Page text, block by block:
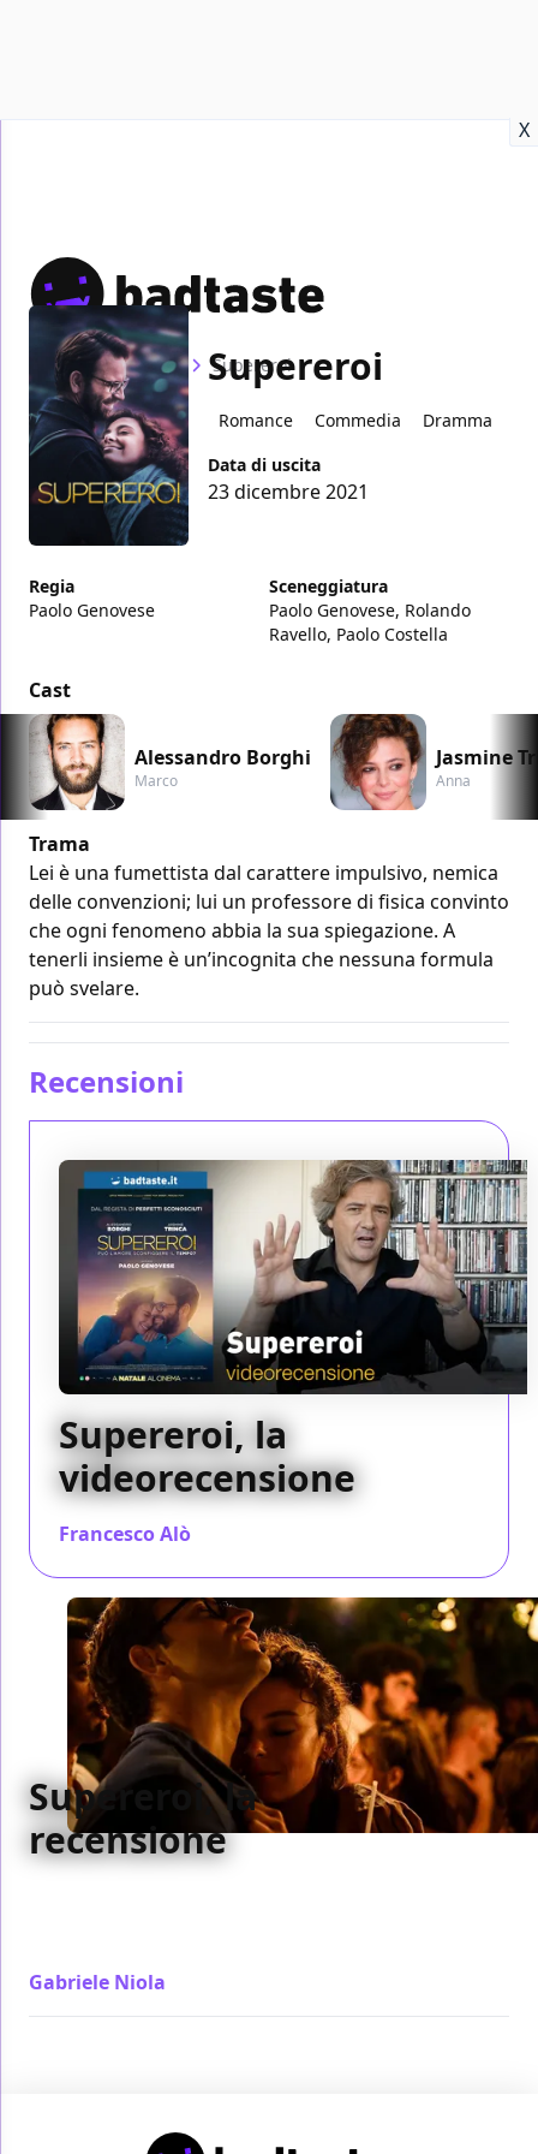
X
Home Film Supereroi
Supereroi
Romance Commedia
Dramma
Data di uscita
23 dicembre 2021
Regia
Paolo Genovese
Sceneggiatura
Paolo Genovese, Rolando
Ravello, Paolo Costella
Cast
Alessandro Borghi
Marco
Jasmine
Anna
Trama
Lei è una fumettista dal carattere impulsivo, nemica
delle convenzioni; lui un professore di fisica convinto
che ogni fenomeno abbia la sua spiegazione. A
tenerli insieme è un’incognita che nessuna formula
può svelare.
Recensioni
Supereroi, la
videorecensione
Francesco Alò
Supereroi, la
recensione
Gabriele Niola